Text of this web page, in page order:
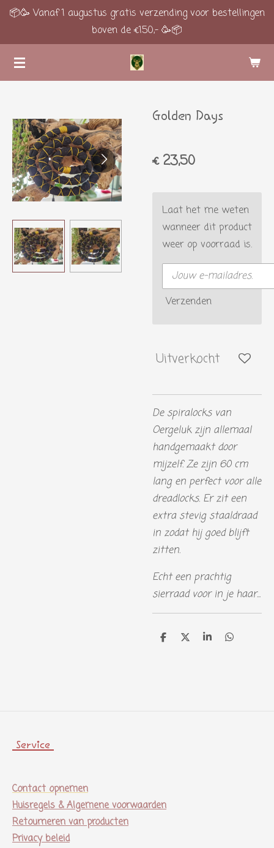
Ga
de
hoofdinhoud
📦🥳 Vanaf 1 augustus gratis verzending voor bestellingen
boven de €150,- 🥳📦
Golden Days
€ 23,50
Laat het me weten
wanneer dit product
weer op voorraad is.
Verzenden
Uitverkocht
De spiralocks van
Oergeluk zijn allemaal
handgemaakt door
mijzelf. Ze zijn 60 cm
lang en perfect voor alle
dreadlocks. Er zit een
extra stevig staaldraad
in zodat hij goed blijft
zitten.
Echt een prachtig
sierraad voor in je haar...
D D S D
Service
Contact opnemen
Huisregels & Algemene voorwaarden
Retourneren van producten
Privacy beleid